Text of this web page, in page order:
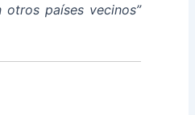
países vecinos”